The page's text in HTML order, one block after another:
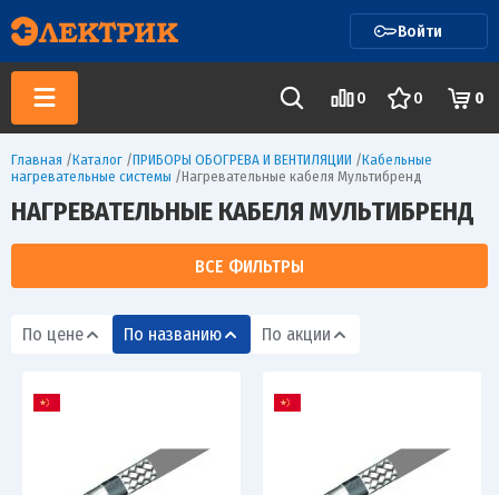
Войти
0 0 0
Главная /Каталог /ПРИБОРЫ ОБОГРЕВА И ВЕНТИЛЯЦИИ /Кабельные
нагревательные системы /Нагревательные кабеля Мультибренд
НАГРЕВАТЕЛЬНЫЕ КАБЕЛЯ МУЛЬТИБРЕНД
ВСЕ ФИЛЬТРЫ
По цене По названию По акции